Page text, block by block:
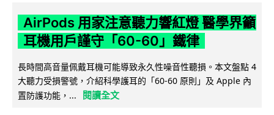
AirPods 用家注意聽力響紅燈 醫學界籲
耳機用戶謹守「60-60」鐵律
長時間高音量佩戴耳機可能導致永久性噪音性聽損。本文盤點 4
大聽力受損警號，介紹科學護耳的「60-60 原則」及 Apple 內
置防護功能，...
閱讀全文